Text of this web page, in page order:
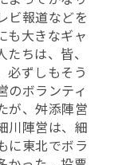
ビ報道などを
も大きなギャ
ちは、皆、
必ずしもそう
のボランティ
が、舛添陣営
川陣営は、細
に東北でボラ